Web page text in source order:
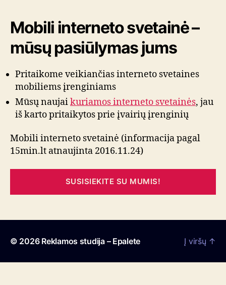
Mobili interneto svetainė –
mūsų pasiūlymas jums
Pritaikome veikiančias interneto svetaines
mobiliems įrenginiams
Mūsų naujaikuriamos interneto svetainės, jau
iš karto pritaikytos prie įvairių įrenginių
Mobili interneto svetainė (informacija pagal
15min.lt atnaujinta 2016.11.24)
SUSISIEKITE SU MUMIS!
© 2026 Reklamos studija – Epalete Į viršų ↑